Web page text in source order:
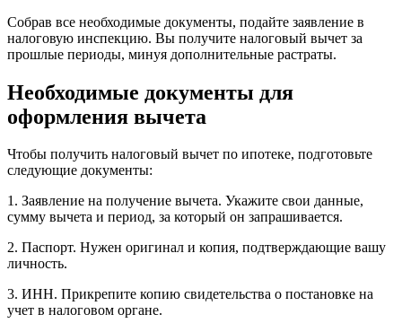
Собрав все необходимые документы, подайте заявление в
налоговую инспекцию. Вы получите налоговый вычет за
прошлые периоды, минуя дополнительные растраты.
Необходимые документы для
оформления вычета
Чтобы получить налоговый вычет по ипотеке, подготовьте
следующие документы:
1. Заявление на получение вычета. Укажите свои данные,
сумму вычета и период, за который он запрашивается.
2. Паспорт. Нужен оригинал и копия, подтверждающие вашу
личность.
3. ИНН. Прикрепите копию свидетельства о постановке на
учет в налоговом органе.